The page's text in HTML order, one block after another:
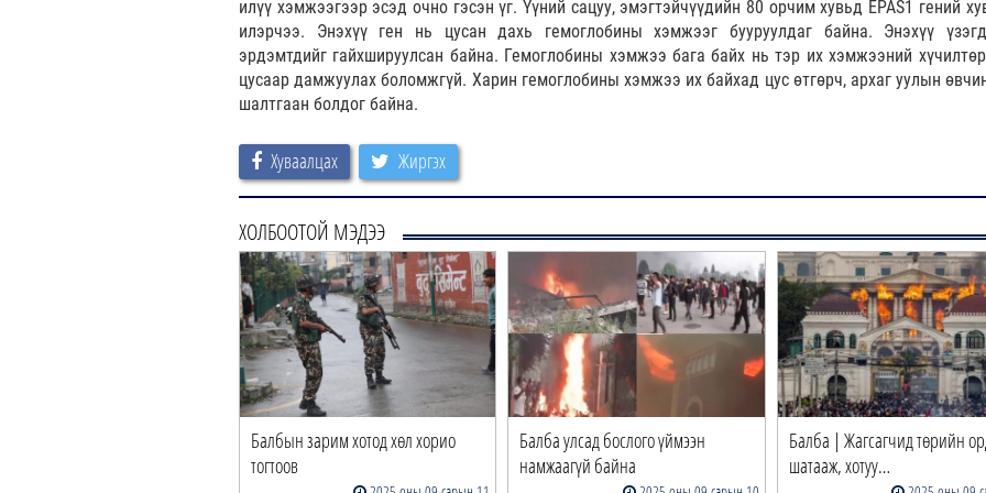
илүү хэмжээгээр эсэд очно гэсэн үг. Үүний сацуу, эмэгтэйчүүдийн 80 орчим хувьд EPAS1 гений
илэрчээ. Энэхүү ген нь цусан дахь гемоглобины хэмжээг бууруулдаг байна. Энэхүү
эрдэмтдийг гайхшируулсан байна. Гемоглобины хэмжээ бага байх нь тэр их хэмжээний
цусаар дамжуулах боломжгүй. Харин гемоглобины хэмжээ их байхад цус өтгөрч, архаг уулын
шалтгаан болдог байна.
Хуваалцах Жиргэх
ХОЛБООТОЙ МЭДЭЭ
Балбын зарим хотод хөл хорио
тогтоов
Балба улсад бослого үймээн
намжаагүй байна
Балба | Жагсагчид төрийн
шатааж, хотуу…